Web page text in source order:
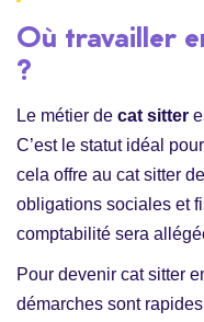
Où travailler
?
Le métier de cat sitter
C’est le statut idéal
cela offre au cat sitter
obligations sociales et
comptabilité sera
Pour devenir cat sitter
démarches sont